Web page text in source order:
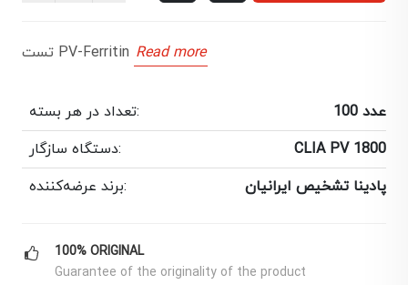
تست PV-Ferritin Read more
تعداد در هر بسته:
100 عدد
دستگاه سازگار:
CLIA PV 1800
برند عرضه‌کننده:
پادینا تشخیص ایرانیان
100% ORIGINAL
Guarantee of the originality of the product